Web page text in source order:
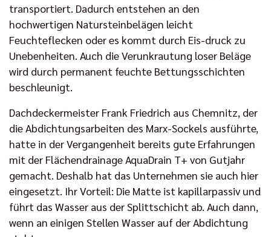
transportiert. Dadurch entstehen an den
hochwertigen Natursteinbelägen leicht
Feuchteflecken oder es kommt durch Eis-druck zu
Unebenheiten. Auch die Verunkrautung loser Beläge
wird durch permanent feuchte Bettungsschichten
beschleunigt.
Dachdeckermeister Frank Friedrich aus Chemnitz, der
die Abdichtungsarbeiten des Marx-Sockels ausführte,
hatte in der Vergangenheit bereits gute Erfahrungen
mit der Flächendrainage AquaDrain T+ von Gutjahr
gemacht. Deshalb hat das Unternehmen sie auch hier
eingesetzt. Ihr Vorteil: Die Matte ist kapillarpassiv und
führt das Wasser aus der Splittschicht ab. Auch dann,
wenn an einigen Stellen Wasser auf der Abdichtung